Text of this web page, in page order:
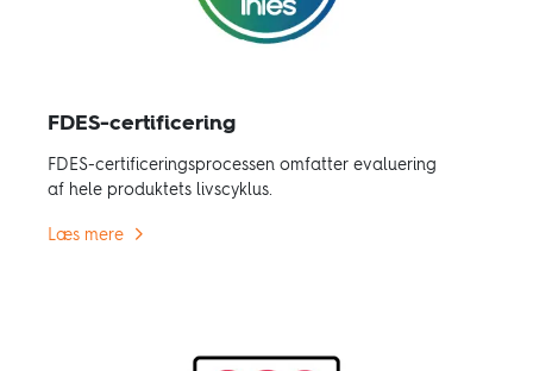
FDES-certificering
FDES-certificeringsprocessen omfatter evaluering
af hele produktets livscyklus.
Læs mere